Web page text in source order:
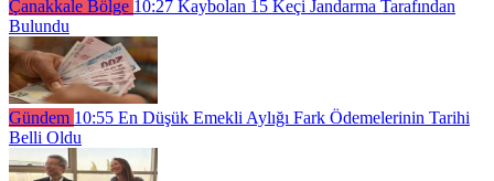
Çanakkale Bölge 10:27 Kaybolan 15 Keçi Jandarma Tarafından
Bulundu
Gündem 10:55 En Düşük Emekli Aylığı Fark Ödemelerinin Tarihi
Belli Oldu